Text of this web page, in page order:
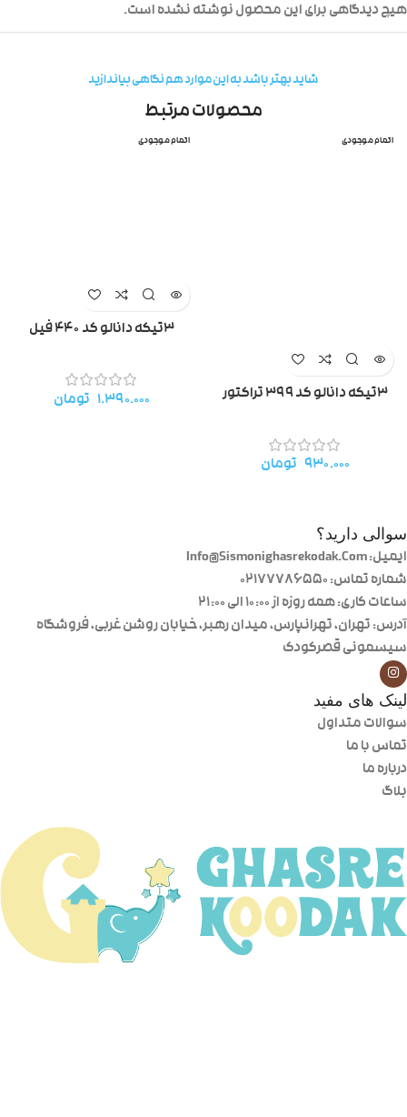
هیچ دیدگاهی برای این محصول نوشته نشده است.
شاید بهتر باشد به این موارد هم نگاهی بیاندازید
محصولات مرتبط
اتمام موجودی
۳تیکه دانالو کد ۳۹۹ تراکتور
۹۳۰.۰۰۰ تومان
اتمام موجودی
۳تیکه دانالو کد ۴۴۰ فیل
۱.۳۹۰.۰۰۰ تومان
سوالی دارید؟
ایمیل: Info@Sismonighasrekodak.Com
شماره تماس: 02177786550
ساعات کاری: همه روزه از ۱۰:۰۰ الی ۲۱:۰۰
آدرس: تهران، تهرانپارس، میدان رهبر، خیابان روشن غربی، فروشگاه
سیسمونی قصرکودک
لینک های مفید
سوالات متداول
تماس با ما
درباره ما
بلاگ